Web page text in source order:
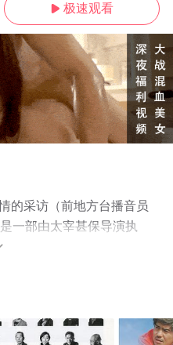
 极速观看
的采访（前地方台播音员
一部由太宰甚保导演执
日本电影，手机免费观看
情网等平台了解。